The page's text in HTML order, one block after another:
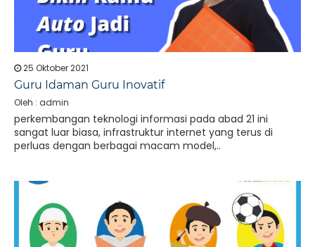
25 Oktober 2021
Guru Idaman Guru Inovatif
Oleh : admin
perkembangan teknologi informasi pada abad 21 ini
sangat luar biasa, infrastruktur internet yang terus di
perluas dengan berbagai macam model,..